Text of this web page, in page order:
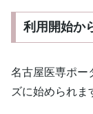
利用開始か
名古屋医専ポー
ズに始められま